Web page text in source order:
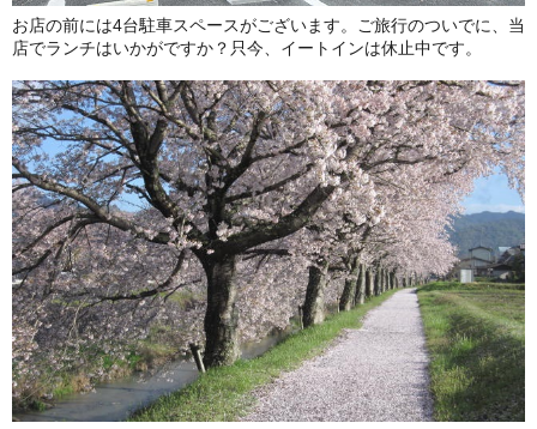
お店の前には4台駐車スペースがございます。ご旅行のついでに、当
店でランチはいかがですか？只今、イートインは休止中です。